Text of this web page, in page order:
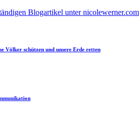
Blogartikel unter nicolewerner.com
Völker schützen und unsere Erde retten